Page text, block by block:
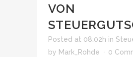
VON
Posted at 08:02h in
by Mark_Rohde
0